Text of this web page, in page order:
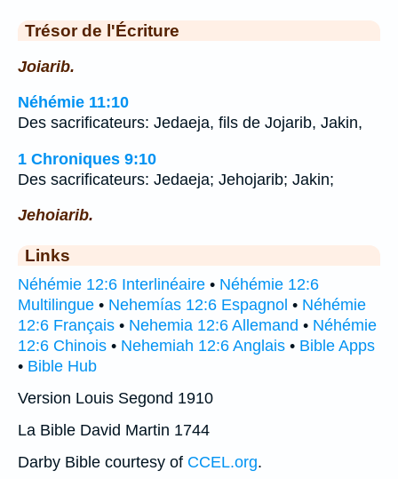
Trésor de l'Écriture
Joiarib.
Néhémie 11:10
Des sacrificateurs: Jedaeja, fils de Jojarib, Jakin,
1 Chroniques 9:10
Des sacrificateurs: Jedaeja; Jehojarib; Jakin;
Jehoiarib.
Links
Néhémie 12:6 Interlinéaire • Néhémie 12:6
Multilingue • Nehemías 12:6 Espagnol • Néhémie
12:6 Français • Nehemia 12:6 Allemand • Néhémie
12:6 Chinois • Nehemiah 12:6 Anglais • Bible Apps
• Bible Hub
Version Louis Segond 1910
La Bible David Martin 1744
Darby Bible courtesy of CCEL.org.